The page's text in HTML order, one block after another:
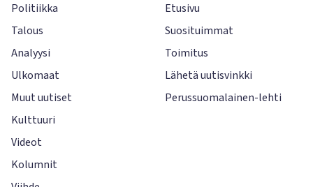
Politiikka
Talous
Analyysi
Ulkomaat
Muut uutiset
Kulttuuri
Videot
Kolumnit
Etusivu
Suosituimmat
Toimitus
Lähetä uutisvinkki
Perussuomalainen-lehti